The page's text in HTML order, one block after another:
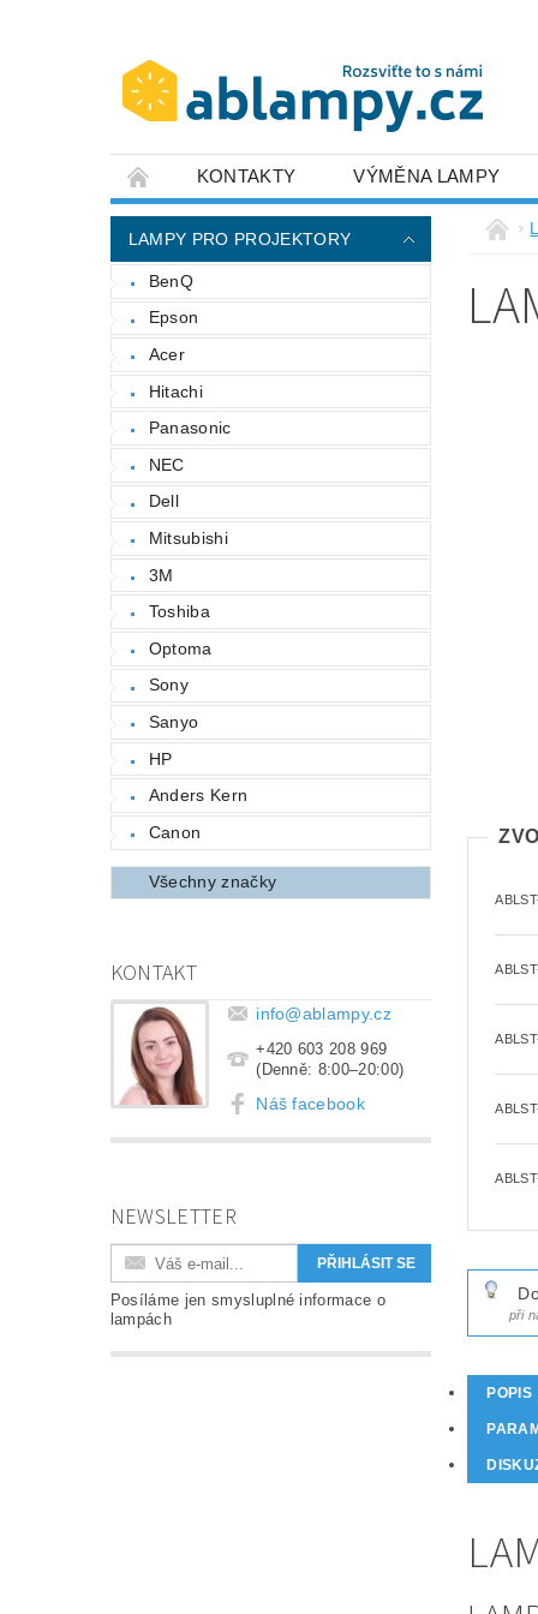
KONTAKTY VÝMĚNA LAMPY
LAMPY PRO PROJEKTORY
BenQ
Epson
Acer
Hitachi
Panasonic
NEC
Dell
Mitsubishi
3M
Toshiba
Optoma
Sony
Sanyo
HP
Anders Kern
Canon
Všechny značky
KONTAKT
info@ablampy.cz
+420 603 208 969
(Denně: 8:00–20:00)
Náš facebook
NEWSLETTER
Posíláme jen smysluplné informace o
lampách
při
POPIS